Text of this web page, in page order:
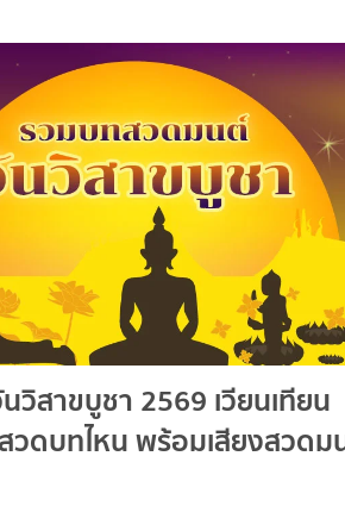
สาขบูชา 2569 เวียนเทียน
วดบทไหน พร้อมเสียงสวดม